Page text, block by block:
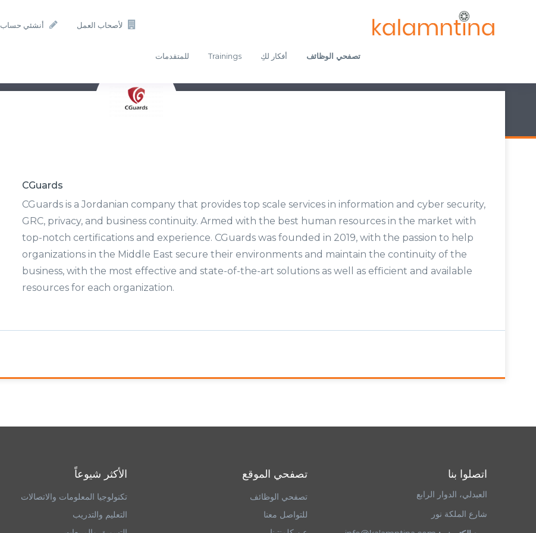
لأصحاب العمل أنشئي حساب
تصفحي الوظائف أفكار لكِ Trainings للمتقدمات
CGuards
CGuards is a Jordanian company that provides top scale services in information and cyber security,
GRC, privacy, and business continuity. Armed with the best human resources in the market with
top-notch certifications and experience. CGuards was founded in 2019, with the passion to help
organizations in the Middle East secure their environments and maintain the continuity of the
business, with the most effective and state-of-the-art solutions as well as efficient and available
resources for each organization.
اتصلوا بنا
العبدلي، الدوار الرابع
شارع الملكة نور
تصفحي الموقع
تصفحي الوظائف
للتواصل معنا
الأكثر شيوعاً
تكنولوجيا المعلومات والاتصالات
التعليم والتدريب